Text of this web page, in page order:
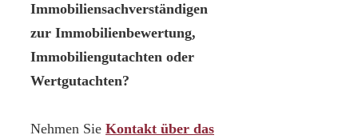
Immobiliensachverständigen
zur Immobilienbewertung,
Immobiliengutachten oder
Wertgutachten?
Nehmen Sie Kontakt über das